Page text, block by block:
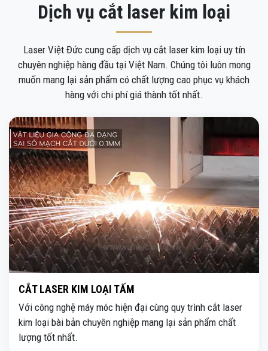
Dịch vụ cắt laser kim loại
Laser Việt Đức cung cấp dịch vụ cắt laser kim loại uy tín
chuyên nghiệp hàng đầu tại Việt Nam. Chúng tôi luôn mong
muốn mang lại sản phẩm có chất lượng cao phục vụ khách
hàng với chi phí giá thành tốt nhất.
CẮT LASER KIM LOẠI TẤM
Với công nghệ máy móc hiện đại cùng quy trình cắt laser
kim loại bài bản chuyên nghiệp mang lại sản phẩm chất
lượng tốt nhất.